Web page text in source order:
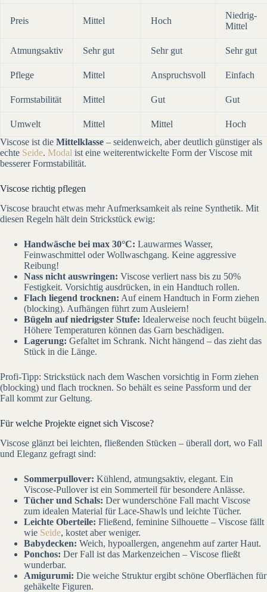
Preis Mittel Hoch
Niedrig-
Mittel
Atmungsaktiv Sehr gut Sehr gut Sehr gut
Pflege Mittel Anspruchsvoll Einfach
Formstabilität Mittel Gut Gut
Umwelt Mittel Mittel
Hoch
Viscose ist die Mittelklasse – seidenweich, aber deutlich günstiger als
echte Seide. Modal ist eine weiterentwickelte Form der Viscose mit
besserer Formstabilität.
Viscose richtig pflegen
Viscose braucht etwas mehr Aufmerksamkeit als reine Synthetik. Mit
diesen Regeln hält dein Strickstück ewig:
Handwäsche bei max 30°C: Lauwarmes Wasser,
Feinwaschmittel oder Wollwaschgang. Keine aggressive
Reibung!
Nass nicht auswringen: Viscose verliert nass bis zu 50%
Festigkeit. Vorsichtig ausdrücken, in ein Handtuch rollen.
Flach liegend trocknen: Auf einem Handtuch in Form ziehen
(blocking). Aufhängen führt zum Ausleiern!
Bügeln auf niedrigster Stufe: Idealerweise noch feucht bügeln.
Höhere Temperaturen können das Garn beschädigen.
Lagerung: Gefaltet im Schrank. Nicht hängend – das zieht das
Stück in die Länge.
Profi-Tipp: Strickstück nach dem Waschen vorsichtig in Form ziehen
(blocking) und flach trocknen. So behält es seine Passform und der
Fall kommt zur Geltung.
Für welche Projekte eignet sich Viscose?
Viscose glänzt bei leichten, fließenden Stücken – überall dort, wo Fall
und Eleganz gefragt sind:
Sommerpullover: Kühlend, atmungsaktiv, elegant. Ein
Viscose-Pullover ist ein Sommerteil für besondere Anlässe.
Tücher und Schals: Der wunderschöne Fall macht Viscose
zum idealen Material für Lace-Shawls und leichte Tücher.
Leichte Oberteile: Fließend, feminine Silhouette – Viscose fällt
wie Seide, kostet aber weniger.
Babydecken: Weich, hypoallergen, angenehm auf zarter Haut.
Ponchos: Der Fall ist das Markenzeichen – Viscose fließt
wunderbar.
Amigurumi: Die weiche Struktur ergibt schöne Oberflächen für
gehäkelte Figuren.